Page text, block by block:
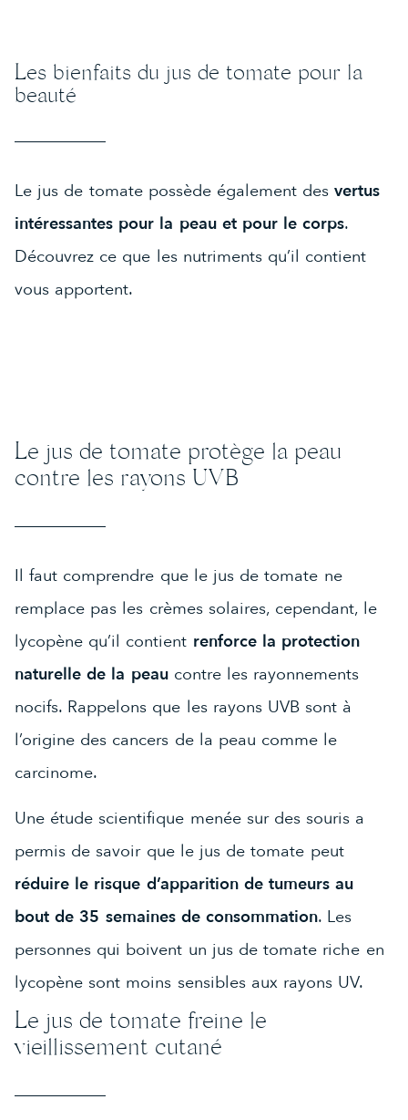
Les bienfaits du jus de tomate pour la
beauté
Le jus de tomate possède également desvertus
intéressantes pour la peau et pour le corps.
Découvrez ce que les nutriments qu’il contient
vous apportent.
Le jus de tomate protège la peau
contre les rayons UVB
Il faut comprendre que le jus de tomate ne
remplace pas les crèmes solaires, cependant, le
lycopène qu’il contient renforce la protection
naturelle de la peaucontre les rayonnements
nocifs. Rappelons que les rayons UVB sont à
l’origine des cancers de la peau comme le
carcinome.
Une étude scientifique menée sur des souris a
permis de savoir que le jus de tomate peut
réduire le risque d’apparition de tumeurs au
bout de 35 semaines de consommation. Les
personnes qui boivent un jus de tomate riche en
lycopène sont moins sensibles aux rayons UV.
Le jus de tomate freine le
vieillissement cutané